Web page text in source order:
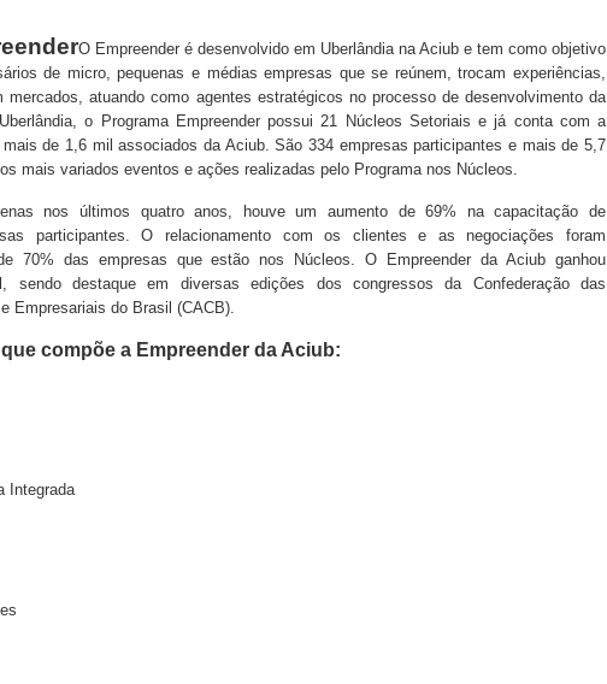
O Empreender é desenvolvido em Uberlândia na Aciub e tem como objetivo
de micro, pequenas e médias empresas que se reúnem, trocam experiências,
mercados, atuando como agentes estratégicos no processo de desenvolvimento da
o Programa Empreender possui 21 Núcleos Setoriais e já conta com a
de 1,6 mil associados da Aciub. São 334 empresas participantes e mais de 5,7
mais variados eventos e ações realizadas pelo Programa nos Núcleos.
nos últimos quatro anos, houve um aumento de 69% na capacitação de
participantes. O relacionamento com os clientes e as negociações foram
70% das empresas que estão nos Núcleos. O Empreender da Aciub ganhou
sendo destaque em diversas edições dos congressos da Confederação das
Empresariais do Brasil (CACB).
compõe a Empreender da Aciub:
Integrada